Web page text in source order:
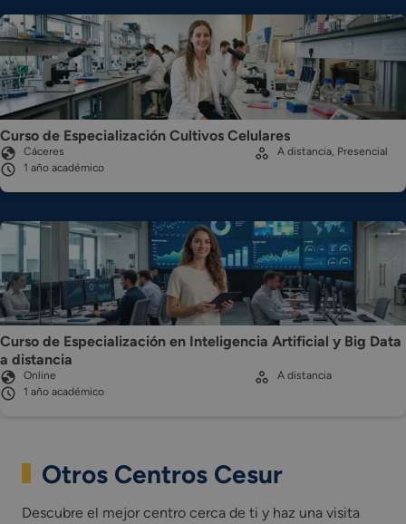
Curso de Especialización Cultivos Celulares
Cáceres
1 año académico
A distancia, Presencial
Curso de Especialización en Inteligencia Artificial y Big Data
a distancia
Online
1 año académico
A distancia
Otros Centros Cesur
Descubre el mejor centro cerca de ti y haz una visita